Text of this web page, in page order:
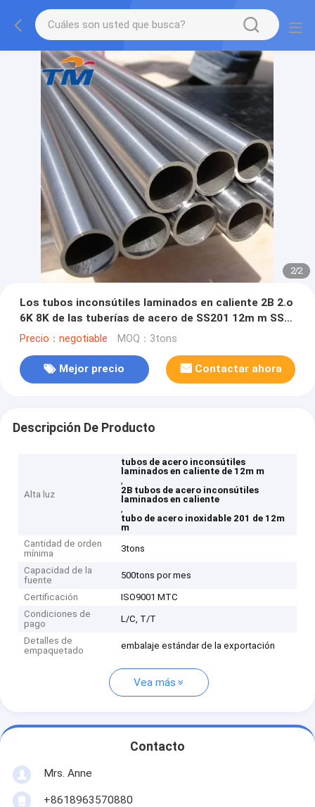
2/2
Los tubos inconsútiles laminados en caliente 2B 2.o
6K 8K de las tuberías de acero de SS201 12m m SS
pulieron
Precio：negotiable MOQ：3tons
Mejor precio Contactar ahora
Descripción De Producto
Alta luz
tubos de acero inconsútiles
laminados en caliente de 12m m
,
2B tubos de acero inconsútiles
laminados en caliente
,
tubo de acero inoxidable 201 de 12m
m
Cantidad de orden
mínima
3tons
Capacidad de la
fuente
500tons por mes
Certificación
ISO9001 MTC
Condiciones de
pago
L/C, T/T
Detalles de
empaquetado
embalaje estándar de la exportación
Vea más
Contacto
Mrs. Anne
+8618963570880